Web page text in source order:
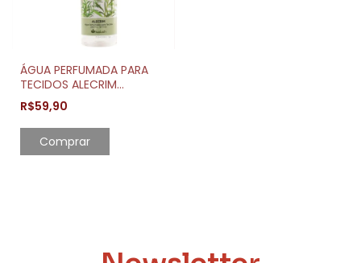
ÁGUA PERFUMADA PARA
TECIDOS ALECRIM
PERFUMES DO JARDIM
240ML
R$59,90
Comprar